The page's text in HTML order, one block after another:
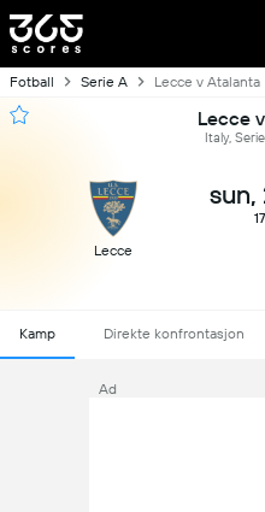
Fotball Serie A Lecce v Atalanta
Lecce
Italy,
Lecce
sun,
Kamp Direkte konfrontasjon
Ad